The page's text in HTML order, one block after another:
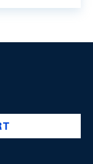
swiss-national-